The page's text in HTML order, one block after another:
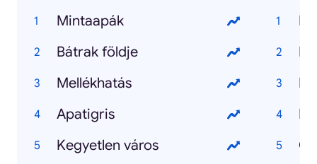
Mintaapák
Bátrak földje
Mellékhatás
Apatigris
Kegyetlen város